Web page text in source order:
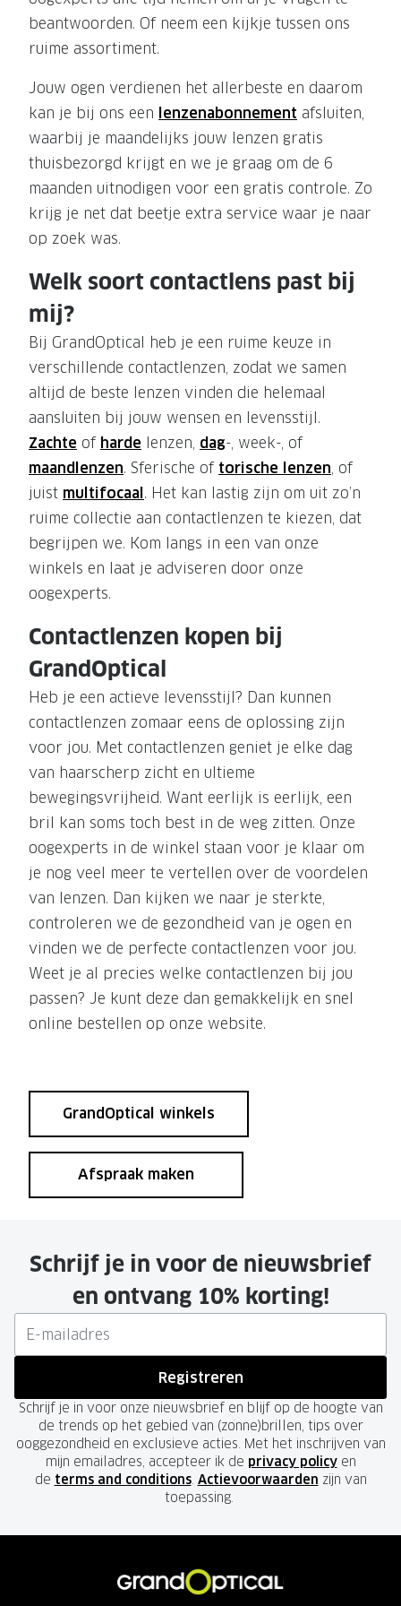
beantwoorden. Of neem een kijkje tussen ons
ruime assortiment.
Jouw ogen verdienen het allerbeste en daarom
kan je bij ons een lenzenabonnement afsluiten,
waarbij je maandelijks jouw lenzen gratis
thuisbezorgd krijgt en we je graag om de 6
maanden uitnodigen voor een gratis controle. Zo
krijg je net dat beetje extra service waar je naar
op zoek was.
Welk soort contactlens past bij
mij?
Bij GrandOptical heb je een ruime keuze in
verschillende contactlenzen, zodat we samen
altijd de beste lenzen vinden die helemaal
aansluiten bij jouw wensen en levensstijl.
Zachte of harde lenzen, dag-, week-, of
maandlenzen. Sferische of torische lenzen, of
juist multifocaal. Het kan lastig zijn om uit zo’n
ruime collectie aan contactlenzen te kiezen, dat
begrijpen we. Kom langs in een van onze
winkels en laat je adviseren door onze
oogexperts.
Contactlenzen kopen bij
GrandOptical
Heb je een actieve levensstijl? Dan kunnen
contactlenzen zomaar eens de oplossing zijn
voor jou. Met contactlenzen geniet je elke dag
van haarscherp zicht en ultieme
bewegingsvrijheid. Want eerlijk is eerlijk, een
bril kan soms toch best in de weg zitten. Onze
oogexperts in de winkel staan voor je klaar om
je nog veel meer te vertellen over de voordelen
van lenzen. Dan kijken we naar je sterkte,
controleren we de gezondheid van je ogen en
vinden we de perfecte contactlenzen voor jou.
Weet je al precies welke contactlenzen bij jou
passen? Je kunt deze dan gemakkelijk en snel
online bestellen op onze website.
GrandOptical winkels
Afspraak maken
Schrijf je in voor de nieuwsbrief
en ontvang 10% korting!
Registreren
Schrijf je in voor onze nieuwsbrief en blijf op de hoogte van
de trends op het gebied van (zonne)brillen, tips over
ooggezondheid en exclusieve acties. Met het inschrijven van
mijn emailadres, accepteer ik de privacy policyen
de terms and conditions. Actievoorwaarden zijn van
toepassing.